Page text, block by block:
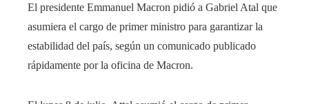
El presidente Emmanuel Macron pidió a Gabriel Atal que
asumiera el cargo de primer ministro para garantizar la
estabilidad del país, según un comunicado publicado
rápidamente por la oficina de Macron.